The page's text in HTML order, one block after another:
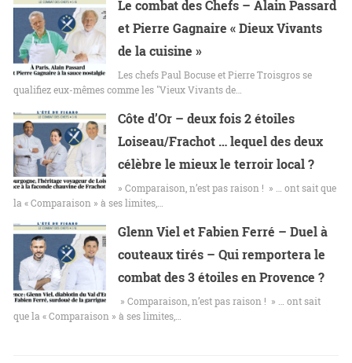
Le combat des Chefs – Alain Passard
et Pierre Gagnaire « Dieux Vivants
de la cuisine »
Les chefs Paul Bocuse et Pierre Troisgros se
qualifiez eux-mêmes comme les "Vieux Vivants de…
Côte d’Or – deux fois 2 étoiles
Loiseau/Frachot … lequel des deux
célèbre le mieux le terroir local ?
» Comparaison, n’est pas raison ! » … ont sait que
la « Comparaison » à ses limites,…
Glenn Viel et Fabien Ferré – Duel à
couteaux tirés – Qui remportera le
combat des 3 étoiles en Provence ?
» Comparaison, n’est pas raison ! » … ont sait
que la « Comparaison » à ses limites,…